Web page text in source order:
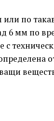
по
6 мм по
с